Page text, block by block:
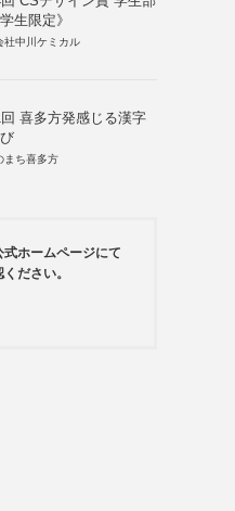
生限定》
社中川ケミカル
喜多方発感じる漢字
まち喜多方
ホームページにて
ださい。